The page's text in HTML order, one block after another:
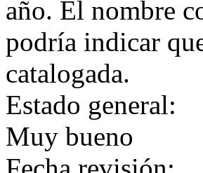
año. El nombre
podría indicar
catalogada.
Estado general:
Muy bueno